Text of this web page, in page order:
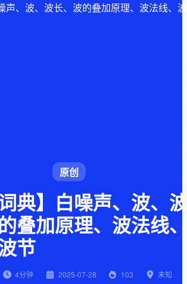
原创
词典】白噪声、波、
叠加原理、波法线
节
4分钟 2025-07-28 103 未知